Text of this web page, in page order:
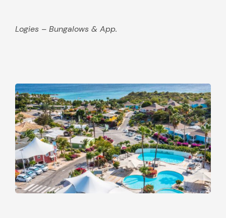
e
s
d
i
e
j
e
n
i
Logies – Bungalows & App.